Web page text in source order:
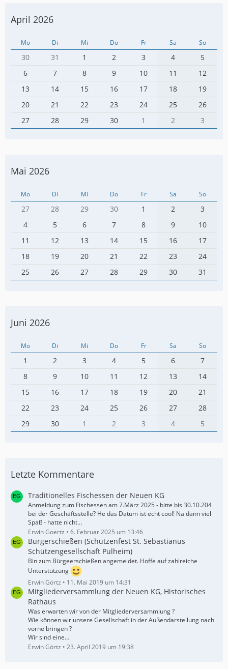
April 2026
Mo Di Mi Do Fr Sa So
30 31 1 2 3 4
5
6
7 8 9 10 11
12
13
14 15 16 17 18
19
20
21 22 23 24 25
26
27
28 29 30 1 2 3
Mai 2026
Mo Di Mi Do Fr Sa So
27 28 29 30 1 2
3
4
5 6 7 8 9
10
11
12 13 14 15 16
17
18
19 20 21 22 23
24
25
26 27 28 29 30 31
Juni 2026
Mo Di Mi Do Fr Sa So
1 2 3 4 5 6
7
8
9 10 11 12 13
14
15
16 17 18 19 20
21
22
23 24 25 26 27
28
29
30 1 2 3 4 5
Letzte Kommentare
Traditionelles Fischessen der Neuen KG
Anmeldung zum Fischessen am 7.März 2025 - bitte bis 30.10.204
bei der Geschäftsstelle? He das Datum ist echt cool! Na dann viel
Spaß - hatte nicht…
Erwin Goertz
6. Februar 2025 um 13:46
Bürgerschießen (Schützenfest St. Sebastianus
Schützengesellschaft Pulheim)
Bin zum Bürgeerschießen angemeldet. Hoffe auf zahlreiche
Unterstützung
Erwin Görtz
11. Mai 2019 um 14:31
Mitgliederversammlung der Neuen KG, Historisches
Rathaus
Was erwarten wir von der Mitgliederversammlung ?
Wie können wir unsere Gesellschaft in der Außendarstellung nach
vorne bringen ?
Wir sind eine…
Erwin Görtz
23. April 2019 um 19:38